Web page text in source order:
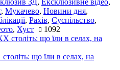
ЗД, Ексклюзивне відео,
, Мукачево, Новини дня,
, Рахів, Суспільство,
, Хуст 1092
що їли в селах, на